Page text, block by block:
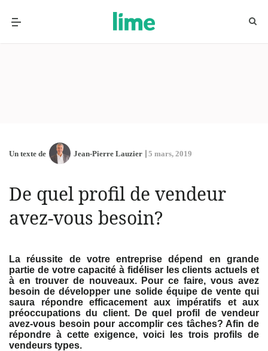
Un texte de Jean-Pierre Lauzier 5 mars, 2019
De quel profil de vendeur
avez-vous besoin?
La réussite de votre entreprise dépend en grande
partie de votre capacité à fidéliser les clients actuels et
à en trouver de nouveaux. Pour ce faire, vous avez
besoin de développer une solide équipe de vente qui
saura répondre efficacement aux impératifs et aux
préoccupations du client. De quel profil de vendeur
avez-vous besoin pour accomplir ces tâches? Afin de
répondre à cette exigence, voici les trois profils de
vendeurs types.